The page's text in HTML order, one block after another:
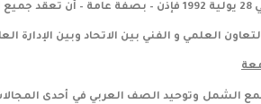
.
العلمي و الفني بين الاتحاد وبين
الشمل وتوحيد الصف العربي في أحدى